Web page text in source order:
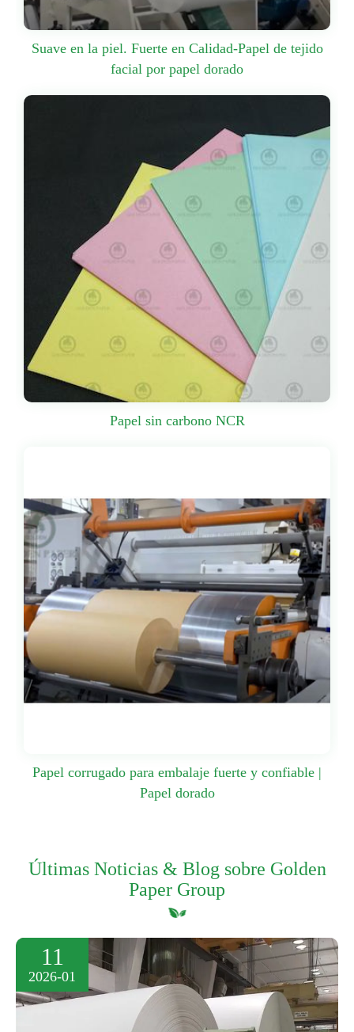
Suave en la piel. Fuerte en Calidad-Papel de tejido
facial por papel dorado
Papel sin carbono NCR
Papel corrugado para embalaje fuerte y confiable |
Papel dorado
Últimas Noticias & Blog sobre Golden
Paper Group
11
2026-01